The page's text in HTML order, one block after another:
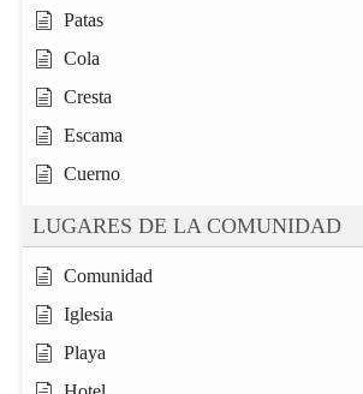
Patas
Cola
Cresta
Escama
Cuerno
LUGARES DE LA COMUNIDAD
Comunidad
Iglesia
Playa